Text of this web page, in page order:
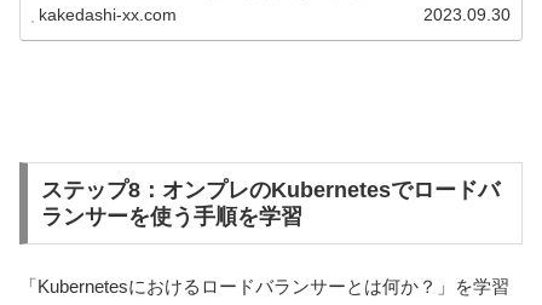
kakedashi-xx.com 2023.09.30
ステップ8：オンプレのKubernetesでロードバ
ランサーを使う手順を学習
「Kubernetesにおけるロードバランサーとは何か？」を学習